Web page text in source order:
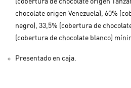
chocolate origen Venezuela), 60%
negro), 33,5% (cobertura de
(cobertura de chocolate blanco)
Presentado en caja.